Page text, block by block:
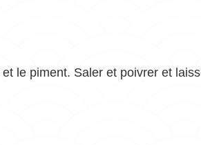
le piment. Saler et poivrer et